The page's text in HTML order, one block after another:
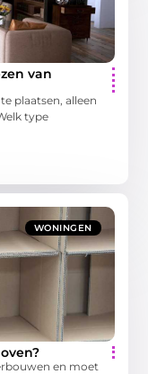
van
plaatsen, alleen
type
WONINGEN
en moet